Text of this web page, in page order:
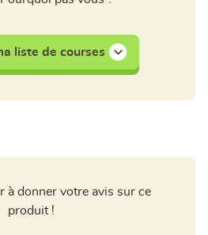
liste de courses
à donner votre avis sur ce
produit !